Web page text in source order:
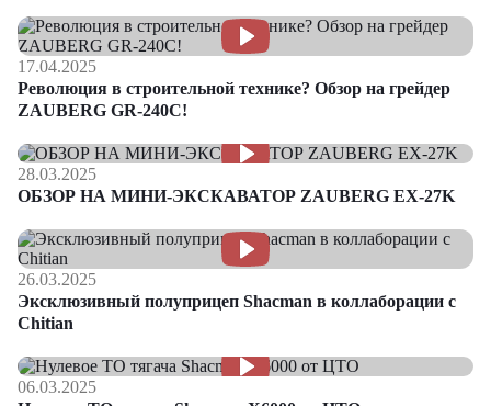
17.04.2025
Революция в строительной технике? Обзор на грейдер
ZAUBERG GR-240C!
28.03.2025
ОБЗОР НА МИНИ-ЭКСКАВАТОР ZAUBERG EX-27K
26.03.2025
Эксклюзивный полуприцеп Shacman в коллаборации с
Chitian
06.03.2025